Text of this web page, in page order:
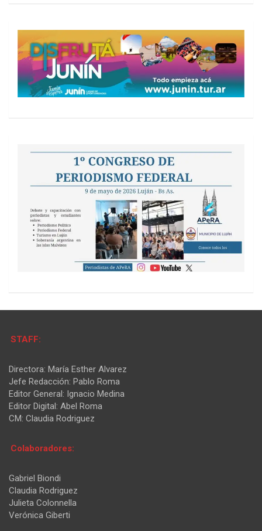
STAFF:
Directora: María Esther Alvarez
Jefe Redacción: Pablo Roma
Editor General: Ignacio Medina
Editor Digital: Abel Roma
CM: Claudia Rodriguez
Colaboradores:
Gabriel Biondi
Claudia Rodriguez
Julieta Colonnella
Verónica Giberti